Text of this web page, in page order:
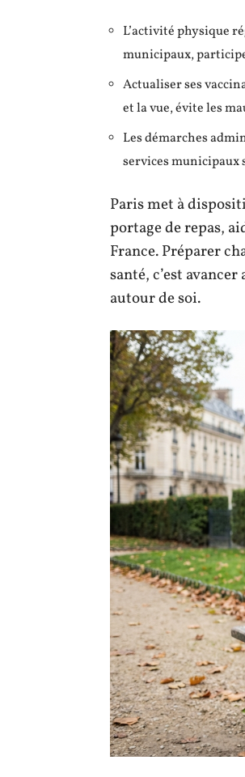
L’activité physique
municipaux,
Actualiser ses
et la vue, évite les
Les démarches
services municipaux
Paris met à
portage de repas,
France. Préparer
santé, c’est
autour de soi.